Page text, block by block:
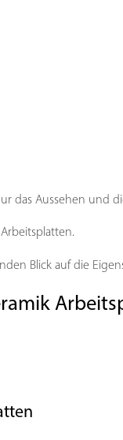
das Aussehen und
Blick auf die